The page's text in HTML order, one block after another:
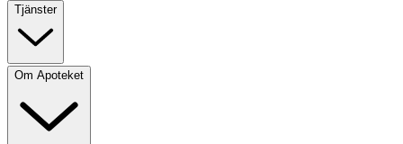
Tjänster
Om Apoteket